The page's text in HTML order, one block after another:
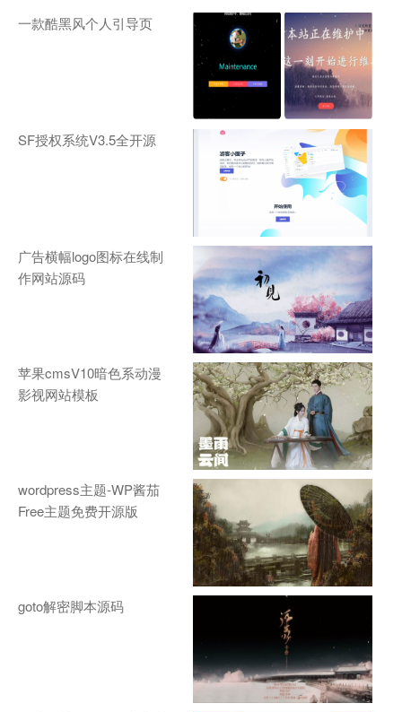
一款酷黑风个人引导页
SF授权系统V3.5全开源
广告横幅logo图标在线制
作网站源码
苹果cmsV10暗色系动漫
影视网站模板
wordpress主题-WP酱茄
Free主题免费开源版
goto解密脚本源码